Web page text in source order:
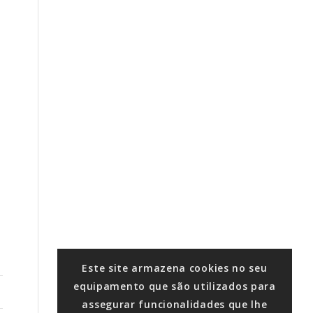
Este site armazena cookies no seu
equipamento que são utilizados para
assegurar funcionalidades que lhe